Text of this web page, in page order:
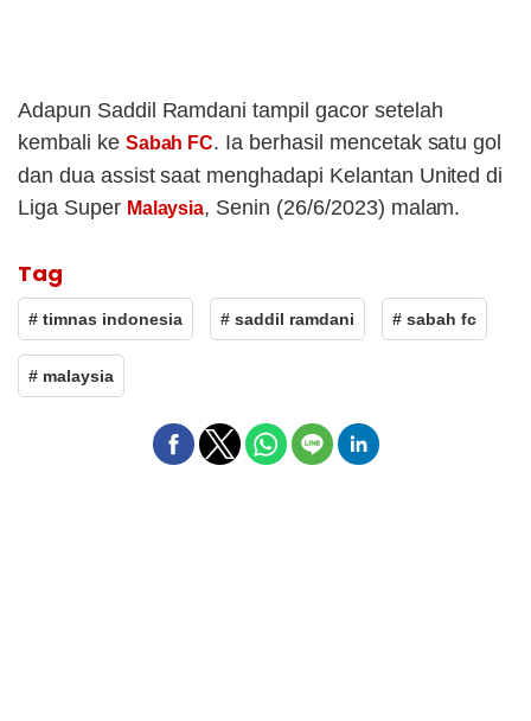
Adapun Saddil Ramdani tampil gacor setelah
kembali ke Sabah FC. Ia berhasil mencetak satu gol
dan dua assist saat menghadapi Kelantan United di
Liga Super Malaysia, Senin (26/6/2023) malam.
Tag
# timnas indonesia # saddil ramdani # sabah fc
# malaysia